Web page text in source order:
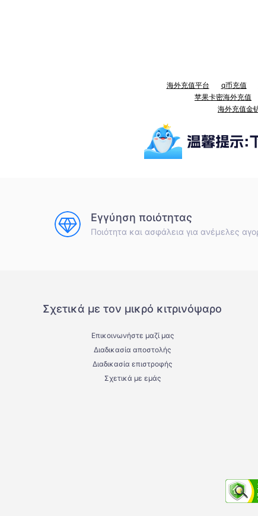
海外充值平台 q币充值
苹果卡密海外充值
海外充值金
Εγγύηση ποιότητας
Ποιότητα και ασφάλεια για ανέμελες
Σχετικά με τον μικρό κιτρινόψαρο
Επικοινωνήστε μαζί μας
Διαδικασία αποστολής
Διαδικασία επιστροφής
Σχετικά με εμάς